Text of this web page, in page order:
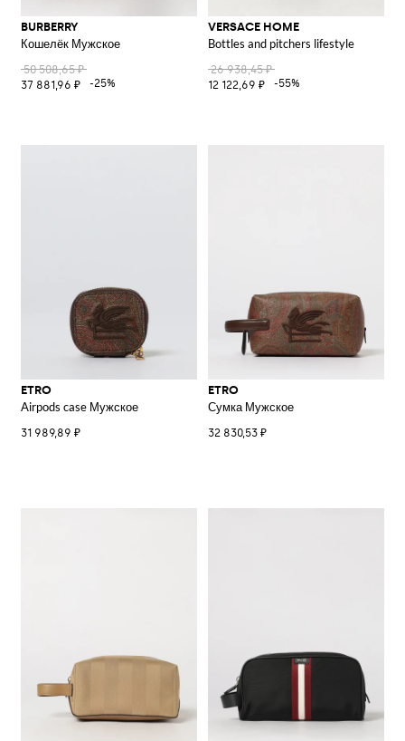
BURBERRY
Кошелёк Мужское
50 508,65 ₽
37 881,96 ₽
-25%
VERSACE HOME
Bottles and pitchers lifestyle
26 938,45 ₽
12 122,69 ₽
-55%
ETRO
Airpods case Мужское
31 989,89 ₽
ETRO
Сумка Мужское
32 830,53 ₽